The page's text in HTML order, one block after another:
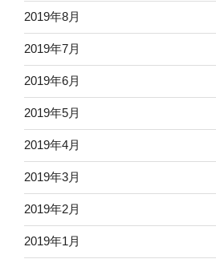
2019年8月
2019年7月
2019年6月
2019年5月
2019年4月
2019年3月
2019年2月
2019年1月